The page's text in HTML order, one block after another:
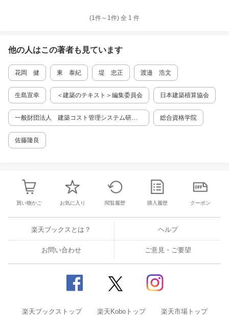
のシステム化 1 コンピュータによる積算
(1件～ 1件) 全 1 件
他の人はこの著者も見ています
花岡 健 東 泰紀 堤 忠正 渡邉 浩文
生島宣幸 ＜建築のテキスト＞編集委員会 日本建築積算協会
一般財団法人 建築コスト管理システム研究
所
総合資格学院
佐藤隆良
買い物かご お気に入り 閲覧履歴 購入履歴 クーポン
楽天ブックスとは？ ヘルプ
お問い合わせ ご意見・ご要望
楽天ブックストップ 楽天Koboトップ 楽天市場トップ